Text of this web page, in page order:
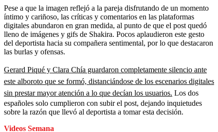
Pese a que la imagen reflejó a la pareja disfrutando de un momento
íntimo y cariñoso, las críticas y comentarios en las plataformas
digitales abundaron en gran medida, al punto de que el post quedó
lleno de imágenes y gifs de Shakira. Pocos aplaudieron este gesto
del deportista hacia su compañera sentimental, por lo que destacaron
las burlas y ofensas.
Gerard Piqué y Clara Chía guardaron completamente silencio ante
este alboroto que se formó, distanciándose de los escenarios digitales
sin prestar mayor atención a lo que decían los usuarios. Los dos
españoles solo cumplieron con subir el post, dejando inquietudes
sobre la razón que llevó al deportista a tomar esta decisión.
Videos Semana